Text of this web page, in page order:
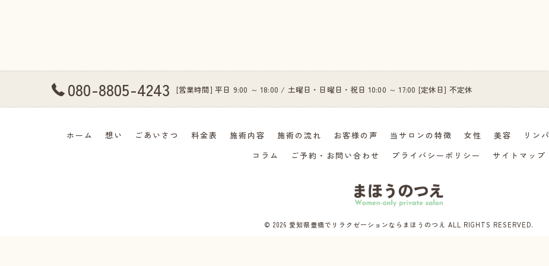
080-8805-4243 [営業時間] 平日 9:00 ～ 18:00 / 土曜日・日曜日・祝日 10:00 ～ 17:00 [定休日] 不定休
ホーム 想い ごあいさつ 料金表 施術内容 施術の流れ お客様の声 当サロンの特徴 女性 美容 リンパ
コラム
ご予約・お問い合わせ プライバシーポリシー サイトマップ
© 2026 愛知県豊橋でリラクゼーションならまほうのつえ ALL RIGHTS RESERVED.